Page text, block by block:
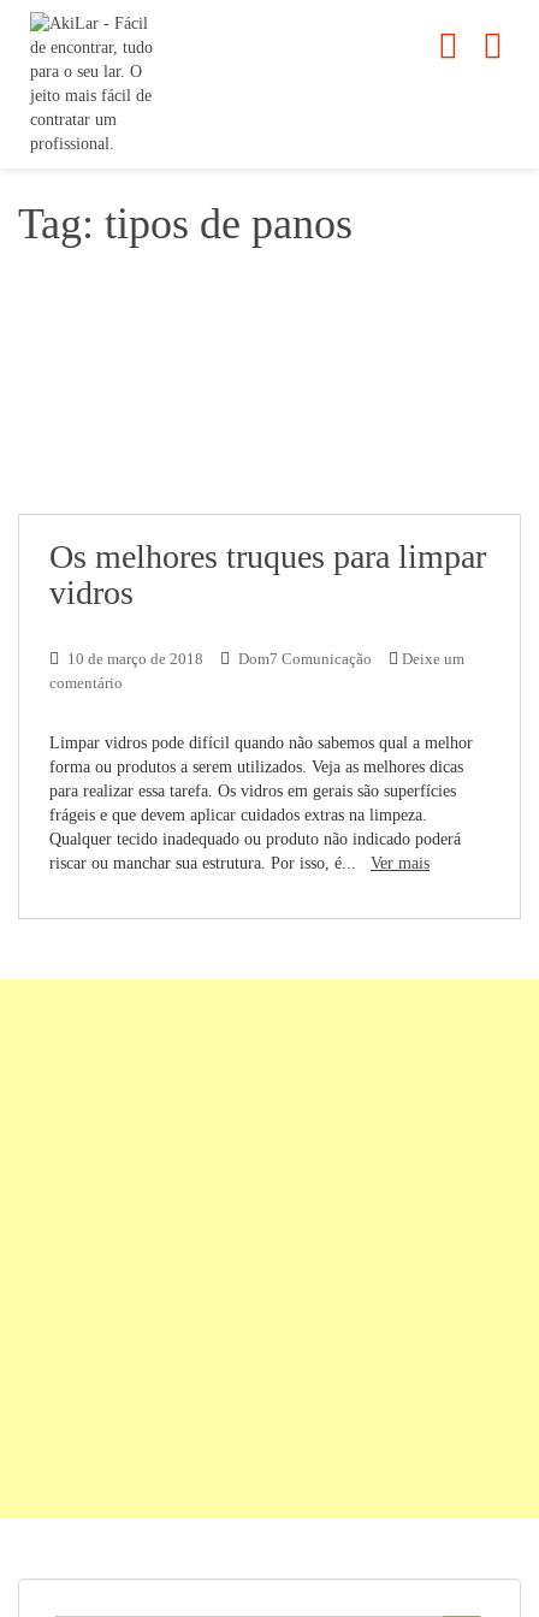
Tag: tipos de panos
Os melhores truques para limpar
vidros
10 de março de 2018 Dom7 Comunicação
Deixe um
comentário
Limpar vidros pode difícil quando não sabemos qual a melhor
forma ou produtos a serem utilizados. Veja as melhores dicas
para realizar essa tarefa. Os vidros em gerais são superfícies
frágeis e que devem aplicar cuidados extras na limpeza.
Qualquer tecido inadequado ou produto não indicado poderá
riscar ou manchar sua estrutura. Por isso, é... Ver mais